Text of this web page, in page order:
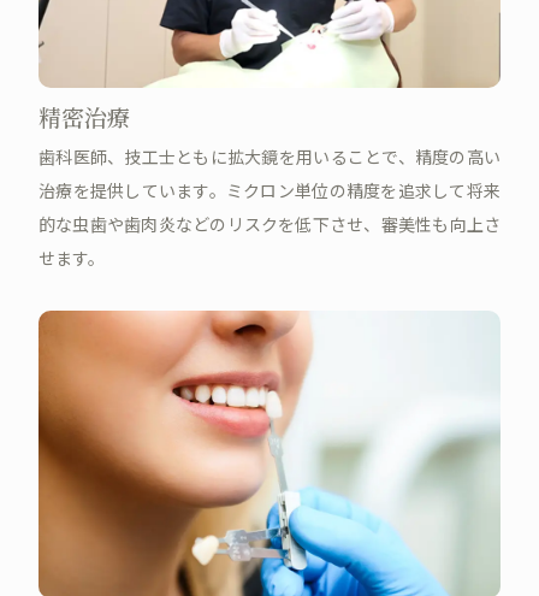
精密治療
歯科医師、技工士ともに拡大鏡を用いることで、精度の高い
治療を提供しています。ミクロン単位の精度を追求して将来
的な虫歯や歯肉炎などのリスクを低下させ、審美性も向上さ
せます。